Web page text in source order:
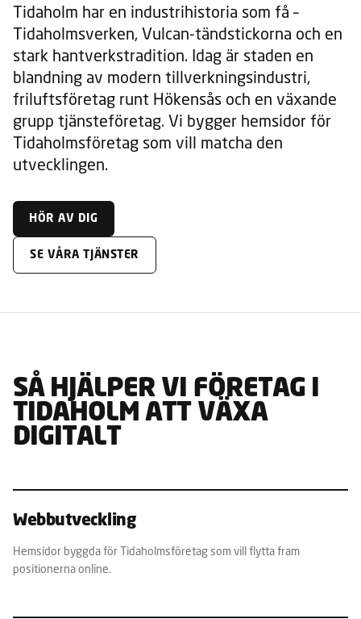
Tidaholm har en industrihistoria som få –
Tidaholmsverken, Vulcan-tändstickorna och en
stark hantverkstradition. Idag är staden en
blandning av modern tillverkningsindustri,
friluftsföretag runt Hökensås och en växande
grupp tjänsteföretag. Vi bygger hemsidor för
Tidaholmsföretag som vill matcha den
utvecklingen.
HÖR AV DIG
SE VÅRA TJÄNSTER
SÅ HJÄLPER VI FÖRETAG I
TIDAHOLM ATT VÄXA
DIGITALT
Webbutveckling
Hemsidor byggda för Tidaholmsföretag som vill flytta fram
positionerna online.